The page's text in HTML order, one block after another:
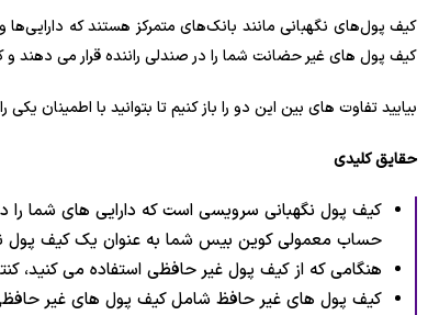
کیف پول‌های نگهبانی مانند بانک‌های متمرکز هستند که
کیف پول های غیر حضانت شما را در صندلی راننده قرار می دهند
بیایید تفاوت های بین این دو را باز کنیم تا بتوانید با اطمینان
حقایق کلیدی
کیف پول نگهبانی سرویسی است که دارایی های شما
حساب معمولی کوین بیس شما به عنوان یک کیف پول
هنگامی که از کیف پول غیر حافظی استفاده می کنید،